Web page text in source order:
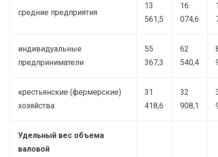
средние предприятия
13
561,5
16
074,6
индивидуальные
предприниматели
55
367,3
62
540,4
крестьянские (фермерские)
хозяйства
31
418,6
32
908,1
Удельный вес объема
валовой